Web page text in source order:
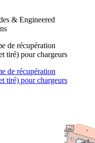
& Engineered
de récupération
tiré) pour chargeurs
de récupération
tiré) pour chargeurs